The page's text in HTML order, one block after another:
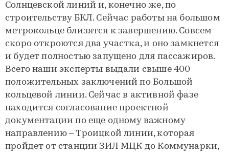
Солнцевской линий и, конечно же, по
строительству БКЛ. Сейчас работы на большом
метрокольце близятся к завершению. Совсем
скоро откроются два участка, и оно замкнется
и будет полностью запущено для пассажиров.
Всего наши эксперты выдали свыше 400
положительных заключений по Большой
кольцевой линии. Сейчас в активной фазе
находится согласование проектной
документации по еще одному важному
направлению – Троицкой линии, которая
пройдет от станции ЗИЛ МЦК до Коммунарки,